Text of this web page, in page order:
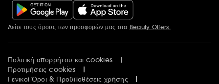
Περισσότερες πληροφορίες
Δείτε τους όρους των προσφορών μας στα Beauty Offers.
Πολιτική απορρήτου και cookies
Προτιμήσεις cookies
Γενικοί Όροι & Προϋποθέσεις χρήσης